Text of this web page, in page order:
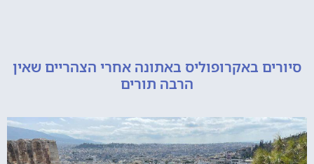
באקרופוליס באתונה אחרי הצהריים שאין
הרבה תורים